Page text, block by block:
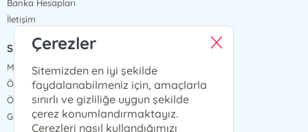
Banka Hesapları
İletişim
SÖZLEŞMELER
Mesafeli Satış Sözleşmesi
Ön Bilgilendirme Formu
Ödeme ve Teslimat
Gizlilik ve Güvenlik
Çerezler
Sitemizden en iyi şekilde
faydalanabilmeniz için, amaçlarla
sınırlı ve gizliliğe uygun şekilde
çerez konumlandırmaktayız.
Çerezleri nasıl kullandığımızı